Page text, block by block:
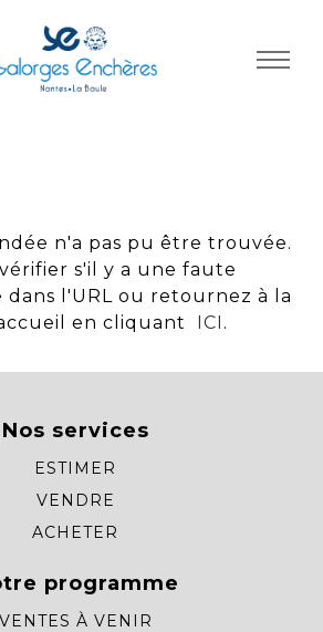
n'a pas pu être trouvée.
s'il y a une faute
l'URL ou retournez à la
en cliquant
ICI .
Nos services
ESTIMER
VENDRE
ACHETER
programme
VENTES À VENIR